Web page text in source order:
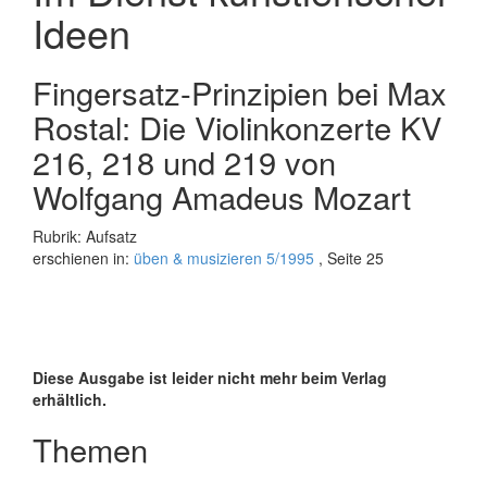
Ideen
Fingersatz-Prinzipien bei Max
Rostal: Die Violinkonzerte KV
216, 218 und 219 von
Wolfgang Amadeus Mozart
Rubrik: Aufsatz
erschienen in: üben & musizieren 5/1995 , Seite 25
Diese Ausgabe ist leider nicht mehr beim Verlag
erhältlich.
Themen